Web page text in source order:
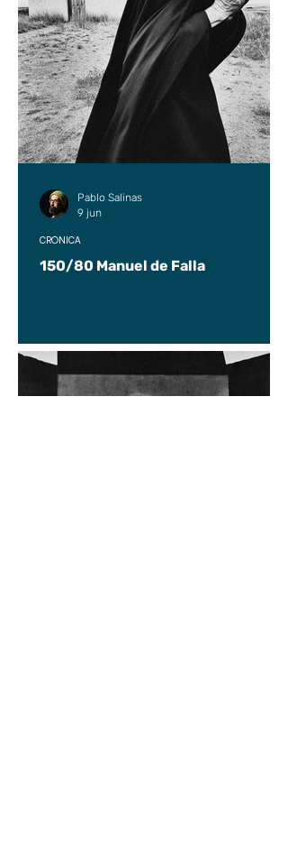
150/80 Manuel de Falla
CRÓNICA
Pablo Salinas
9 jun